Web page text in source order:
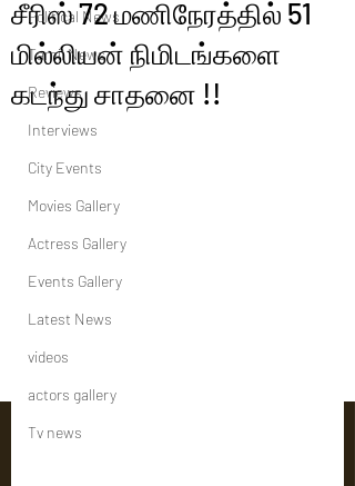
Political News
Tamil News
Reviews
Interviews
City Events
Movies Gallery
Actress Gallery
Events Gallery
Latest News
videos
actors gallery
Tv news
சீரிஸ் 72 மணிநேரத்தில் 51
மில்லியன் நிமிடங்களை
கடந்து சாதனை !!